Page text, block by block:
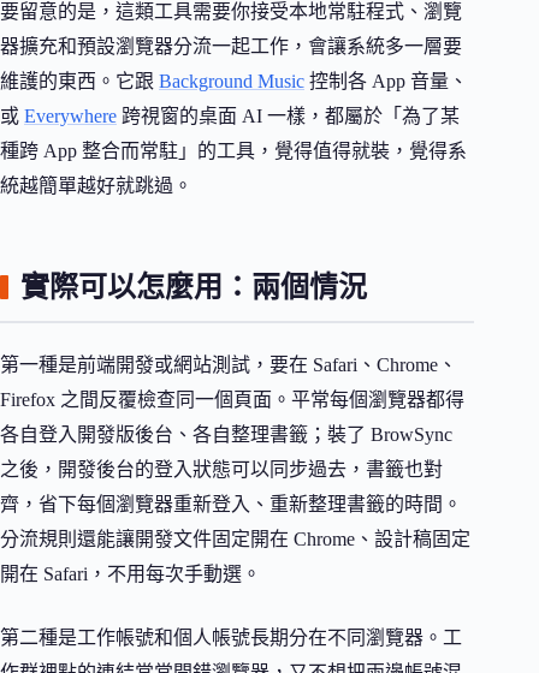
要留意的是，這類工具需要你接受本地常駐程式、瀏覽
器擴充和預設瀏覽器分流一起工作，會讓系統多一層要
維護的東西。它跟 Background Music 控制各 App 音量、
或 Everywhere 跨視窗的桌面 AI 一樣，都屬於「為了某
種跨 App 整合而常駐」的工具，覺得值得就裝，覺得系
統越簡單越好就跳過。
實際可以怎麼用：兩個情況
第一種是前端開發或網站測試，要在 Safari、Chrome、
Firefox 之間反覆檢查同一個頁面。平常每個瀏覽器都得
各自登入開發版後台、各自整理書籤；裝了 BrowSync
之後，開發後台的登入狀態可以同步過去，書籤也對
齊，省下每個瀏覽器重新登入、重新整理書籤的時間。
分流規則還能讓開發文件固定開在 Chrome、設計稿固定
開在 Safari，不用每次手動選。
第二種是工作帳號和個人帳號長期分在不同瀏覽器。工